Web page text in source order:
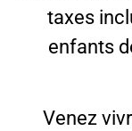
taxes
enfants
Venez